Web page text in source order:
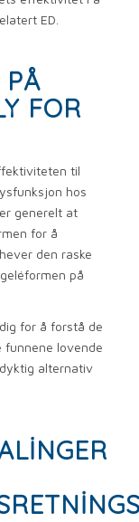
ED.
PÅ
FOR
til
hos
generelt at
for å
den raske
på
for å forstå de
lovende
alternativ